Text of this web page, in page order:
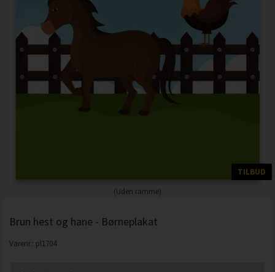
TILBUD
(Uden ramme)
Brun hest og hane - Børneplakat
Varenr.: pl1704